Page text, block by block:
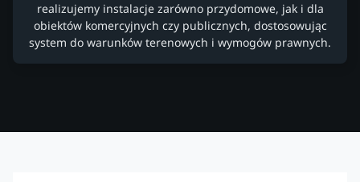
realizujemy instalacje zarówno przydomowe, jak i dla
obiektów komercyjnych czy publicznych, dostosowując
system do warunków terenowych i wymogów prawnych.